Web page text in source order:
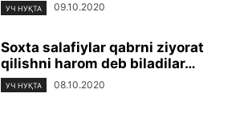
УЧ НУҚТА 09.10.2020
Soxta salafiylar qabrni ziyorat
qilishni harom deb biladilar…
УЧ НУҚТА 08.10.2020